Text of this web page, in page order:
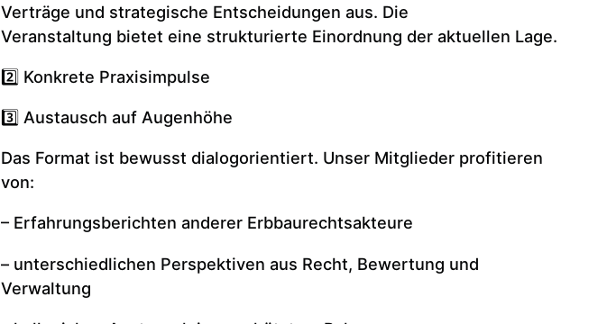
Verträge und strategische Entscheidungen aus. Die
Veranstaltung bietet eine strukturierte Einordnung der aktuellen Lage.
2️⃣ Konkrete Praxisimpulse
3️⃣ Austausch auf Augenhöhe
Das Format ist bewusst dialogorientiert. Unser Mitglieder profitieren
von:
– Erfahrungsberichten anderer Erbbaurechtsakteure
– unterschiedlichen Perspektiven aus Recht, Bewertung und
Verwaltung